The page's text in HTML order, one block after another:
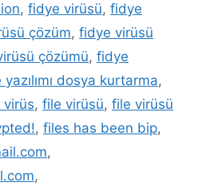
, fidye virüsü, fidye
çözüm, fidye virüsü
çözümü, fidye
dosya kurtarma,
virüs, file virüsü, file virüsü
, files has been bip,
,
,